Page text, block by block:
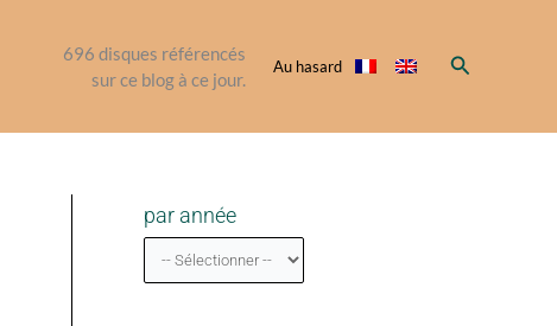
696 disques référencés
sur ce blog à ce jour.
Au hasard Rechercher
par année